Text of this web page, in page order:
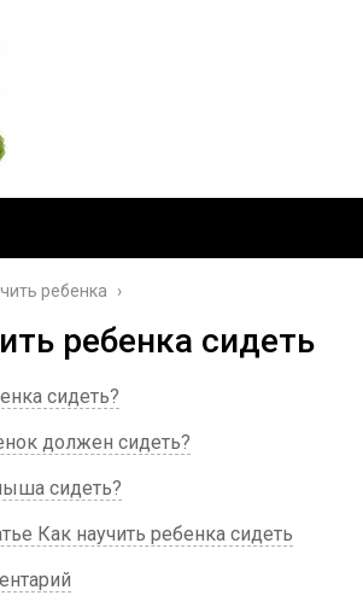
ребенка ›
ребенка сидеть
сидеть?
должен сидеть?
сидеть?
Как научить ребенка сидеть